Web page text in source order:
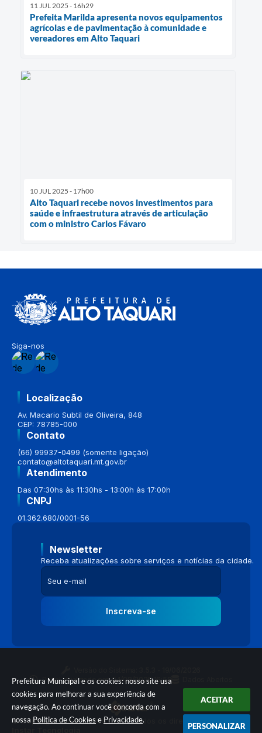
Prefeitura Municipal e os cookies: nosso site usa
cookies para melhorar a sua experiência de
navegação. Ao continuar você concorda com a
nossa Política de Cookies e Privacidade.
ACEITAR
PERSONALIZAR
11 JUL 2025 - 16h29
Prefeita Marilda apresenta novos equipamentos
agrícolas e de pavimentação à comunidade e
vereadores em Alto Taquari
10 JUL 2025 - 17h00
Alto Taquari recebe novos investimentos para
saúde e infraestrutura através de articulação
com o ministro Carlos Fávaro
Siga-nos
Localização
Av. Macario Subtil de Oliveira, 848
CEP: 78785-000
Contato
(66) 99937-0499 (somente ligação)
contato@altotaquari.mt.gov.br
Atendimento
Das 07:30hs às 11:30hs - 13:00h às 17:00h
CNPJ
01.362.680/0001-56
Newsletter
Receba atualizações sobre serviços e notícias da cidade.
Inscreva-se
Portal atualizado em:04/08/2026 16:58
© Copyright Instar - 2006-2026. Todos os direitos reservados -